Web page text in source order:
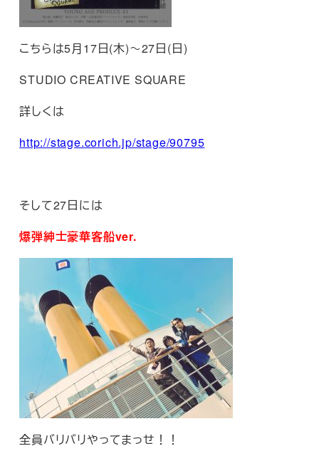
こちらは5月17日(木)～27日(日)
STUDIO CREATIVE SQUARE
詳しくは
http://stage.corich.jp/stage/90795
そして27日には
爆弾紳士豪華客船ver.
全員バリバリやってまっせ！！